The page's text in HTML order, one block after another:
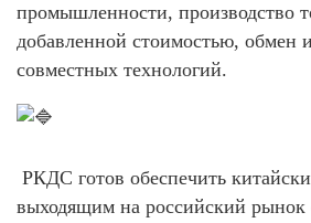
промышленности, производство
добавленной стоимостью, обмен
совместных технологий.
РКДС готов обеспечить
выходящим на российский рынок